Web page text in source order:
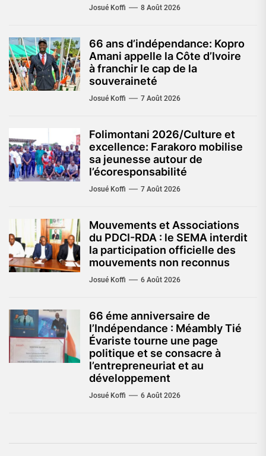
Josué Koffi 8 Août 2026
66 ans d’indépendance: Kopro
Amani appelle la Côte d’Ivoire
à franchir le cap de la
souveraineté
Josué Koffi 7 Août 2026
Folimontani 2026/Culture et
excellence: Farakoro mobilise
sa jeunesse autour de
l’écoresponsabilité
Josué Koffi 7 Août 2026
Mouvements et Associations
du PDCI-RDA : le SEMA interdit
la participation officielle des
mouvements non reconnus
Josué Koffi 6 Août 2026
66 éme anniversaire de
l’Indépendance : Méambly Tié
Évariste tourne une page
politique et se consacre à
l’entrepreneuriat et au
développement
Josué Koffi 6 Août 2026